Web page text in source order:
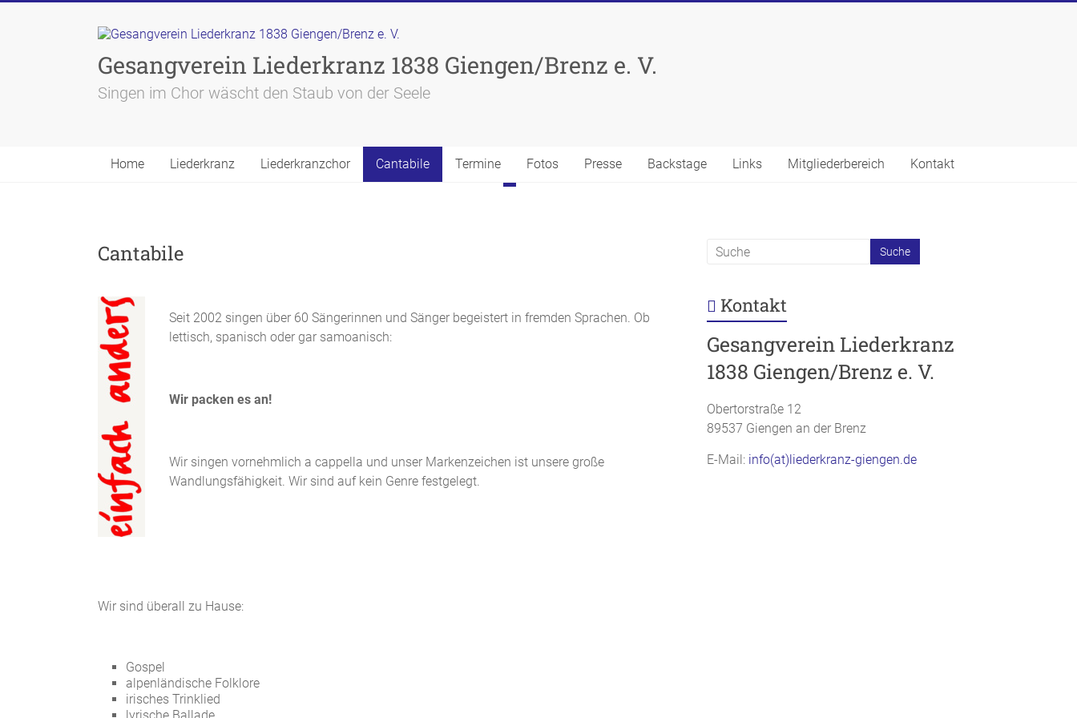
Gesangverein Liederkranz 1838 Giengen/Brenz e. V.
Singen im Chor wäscht den Staub von der Seele
Home Liederkranz Liederkranzchor Cantabile Termine Fotos Presse Backstage Links Mitgliederbereich Kontakt
Cantabile
Seit 2002 singen über 60 Sängerinnen und Sänger begeistert in fremden Sprachen. Ob
lettisch, spanisch oder gar samoanisch:
Wir packen es an!
Wir singen vornehmlich a cappella und unser Markenzeichen ist unsere große
Wandlungsfähigkeit. Wir sind auf kein Genre festgelegt.
Wir sind überall zu Hause:
Gospel
alpenländische Folklore
irisches Trinklied
Kontakt
Gesangverein Liederkranz
1838 Giengen/Brenz e. V.
Obertorstraße 12
89537 Giengen an der Brenz
E-Mail: info(at)liederkranz-giengen.de